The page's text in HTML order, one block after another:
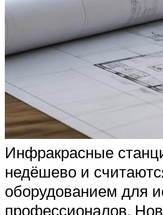
Инфракрасные
недёшево и
оборудованием для
профессионалов.